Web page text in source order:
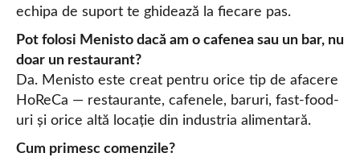
echipa de suport te ghidează la fiecare pas.
Pot folosi Menisto dacă am o cafenea sau un bar, nu
doar un restaurant?
Da. Menisto este creat pentru orice tip de afacere
HoReCa — restaurante, cafenele, baruri, fast-food-
uri și orice altă locație din industria alimentară.
Cum primesc comenzile?